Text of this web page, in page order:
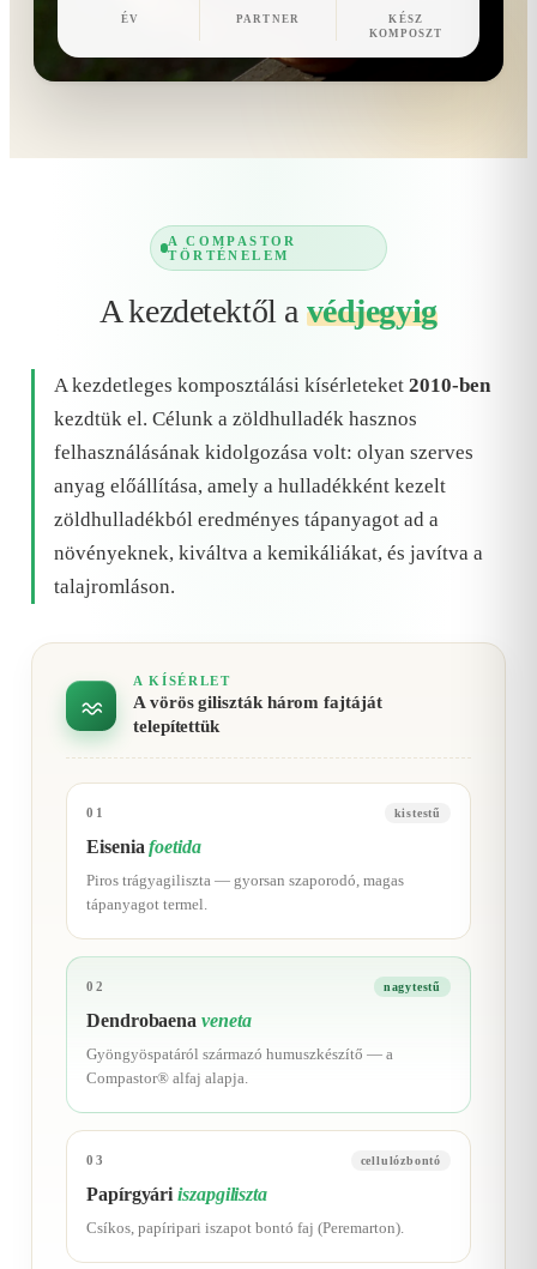
ÉV PARTNER
KÉSZ
KOMPOSZT
A COMPASTOR
TÖRTÉNELEM
A kezdetektől a védjegyig
A kezdetleges komposztálási kísérleteket 2010-ben
kezdtük el. Célunk a zöldhulladék hasznos
felhasználásának kidolgozása volt: olyan szerves
anyag előállítása, amely a hulladékként kezelt
zöldhulladékból eredményes tápanyagot ad a
növényeknek, kiváltva a kemikáliákat, és javítva a
talajromláson.
A KÍSÉRLET
A vörös giliszták három fajtáját
telepítettük
01 kistestű
Eiseniafoetida
Piros trágyagiliszta — gyorsan szaporodó, magas
tápanyagot termel.
02 nagytestű
Dendrobaenaveneta
Gyöngyöspatáról származó humuszkészítő — a
Compastor® alfaj alapja.
03 cellulózbontó
Papírgyáriiszapgiliszta
Csíkos, papíripari iszapot bontó faj (Peremarton).